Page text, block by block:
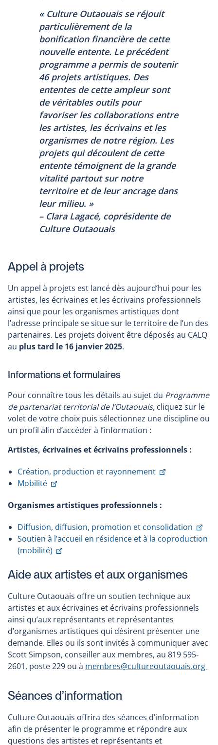
« Culture Outaouais se réjouit
particulièrement de la
bonification financière de cette
nouvelle entente. Le précédent
programme a permis de soutenir
46 projets artistiques. Des
ententes de cette ampleur sont
de véritables outils pour
favoriser les collaborations entre
les artistes, les écrivains et les
organismes de notre région. Les
projets qui découlent de cette
entente témoignent de la grande
vitalité partout sur notre
territoire et de leur ancrage dans
leur milieu. »
– Clara Lagacé, coprésidente de
Culture Outaouais
Appel à projets
Un appel à projets est lancé dès aujourd’hui pour les
artistes, les écrivaines et les écrivains professionnels
ainsi que pour les organismes artistiques dont
l’adresse principale se situe sur le territoire de l’un des
partenaires. Les projets doivent être déposés au CALQ
au plus tard le 16 janvier 2025.
Informations et formulaires
Pour connaître tous les détails au sujet du Programme
de partenariat territorial de l’Outaouais, cliquez sur le
volet de votre choix puis sélectionnez une discipline ou
un profil afin d’accéder à l’information :
Artistes, écrivaines et écrivains professionnels :
Création, production et rayonnement
Ce
nouvelle
fenêtre
Mobilité
Ce
s'ouvrira
une
nouvelle
fenêtre
Organismes artistiques professionnels :
Diffusion, diffusion, promotion et consolidation
Ce
lien
Soutien à l’accueil en résidence et à la coproduction
(mobilité)
Ce
s'ouvrira
une
nouvelle
fenêtre
Aide aux artistes et aux organismes
Culture Outaouais offre un soutien technique aux
artistes et aux écrivaines et écrivains professionnels
ainsi qu’aux représentants et représentantes
d’organismes artistiques qui désirent présenter une
demande. Elles ou ils sont invités à communiquer avec
Scott Simpson, conseiller aux membres, au 819 595-
2601, poste 229 ou à membres@cultureoutaouais.org
Séances d’information
Culture Outaouais offrira des séances d’information
afin de présenter le programme et répondre aux
questions des artistes et représentants et